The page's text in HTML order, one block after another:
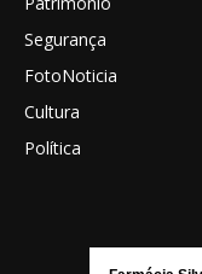
Segurança
FotoNoticia
Cultura
Política